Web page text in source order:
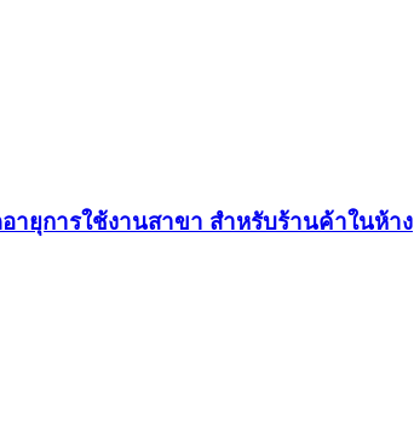
ายุการใช้งานสาขา สำหรับร้านค้าในห้าง